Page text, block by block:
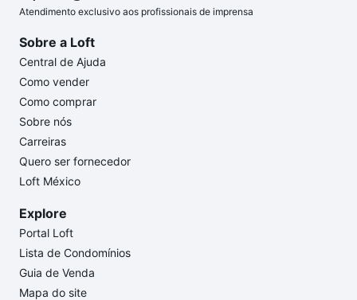
Atendimento exclusivo aos profissionais de imprensa
Sobre a Loft
Central de Ajuda
Como vender
Como comprar
Sobre nós
Carreiras
Quero ser fornecedor
Loft México
Explore
Portal Loft
Lista de Condomínios
Guia de Venda
Mapa do site